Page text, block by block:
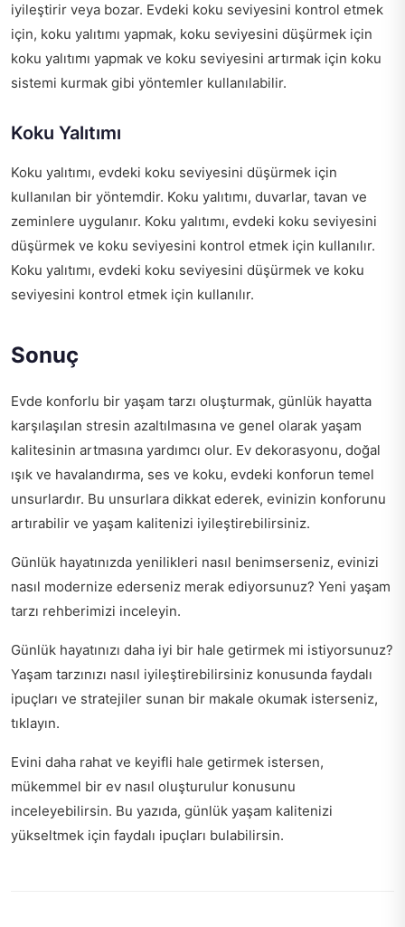
iyileştirir veya bozar. Evdeki koku seviyesini kontrol etmek
için, koku yalıtımı yapmak, koku seviyesini düşürmek için
koku yalıtımı yapmak ve koku seviyesini artırmak için koku
sistemi kurmak gibi yöntemler kullanılabilir.
Koku Yalıtımı
Koku yalıtımı, evdeki koku seviyesini düşürmek için
kullanılan bir yöntemdir. Koku yalıtımı, duvarlar, tavan ve
zeminlere uygulanır. Koku yalıtımı, evdeki koku seviyesini
düşürmek ve koku seviyesini kontrol etmek için kullanılır.
Koku yalıtımı, evdeki koku seviyesini düşürmek ve koku
seviyesini kontrol etmek için kullanılır.
Sonuç
Evde konforlu bir yaşam tarzı oluşturmak, günlük hayatta
karşılaşılan stresin azaltılmasına ve genel olarak yaşam
kalitesinin artmasına yardımcı olur. Ev dekorasyonu, doğal
ışık ve havalandırma, ses ve koku, evdeki konforun temel
unsurlardır. Bu unsurlara dikkat ederek, evinizin konforunu
artırabilir ve yaşam kalitenizi iyileştirebilirsiniz.
Günlük hayatınızda yenilikleri nasıl benimserseniz, evinizi
nasıl modernize ederseniz merak ediyorsunuz? Yeni yaşam
tarzı rehberimizi inceleyin.
Günlük hayatınızı daha iyi bir hale getirmek mi istiyorsunuz?
Yaşam tarzınızı nasıl iyileştirebilirsiniz konusunda faydalı
ipuçları ve stratejiler sunan bir makale okumak isterseniz,
tıklayın.
Evini daha rahat ve keyifli hale getirmek istersen,
mükemmel bir ev nasıl oluşturulur konusunu
inceleyebilirsin. Bu yazıda, günlük yaşam kalitenizi
yükseltmek için faydalı ipuçları bulabilirsin.